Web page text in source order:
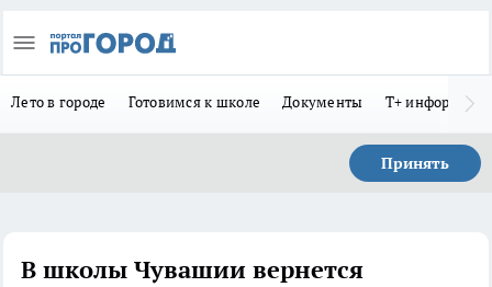
Лето в городе Готовимся к школе Документы Т+
Принять
В школы Чувашии вернется